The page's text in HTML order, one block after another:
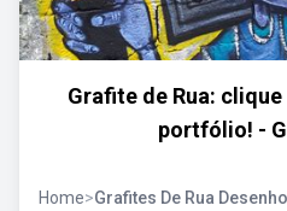
Grafite de Rua:
portfólio! -
Home>Grafites De Rua